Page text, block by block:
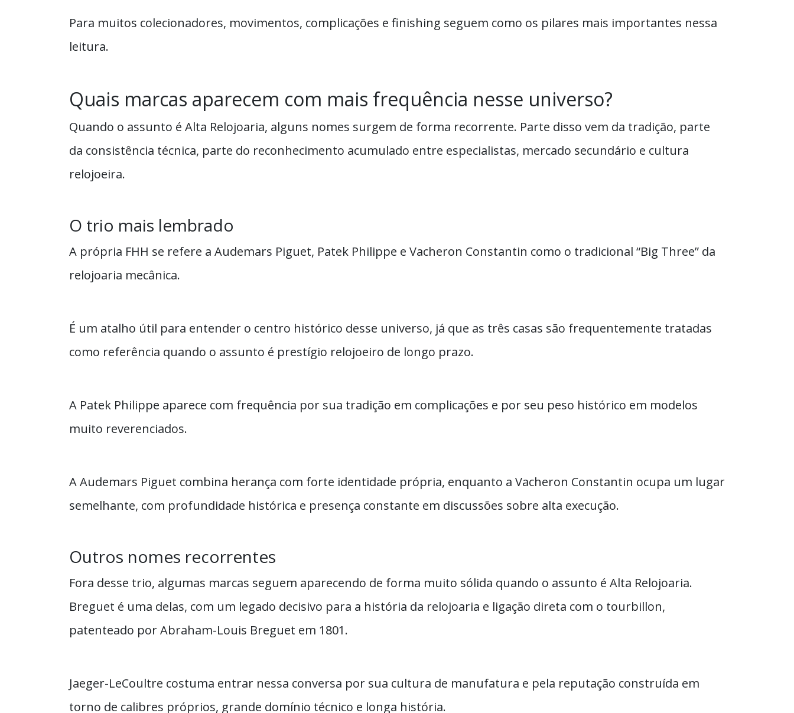
Para muitos colecionadores, movimentos, complicações e finishing seguem como os pilares mais importantes nessa
leitura.
Quais marcas aparecem com mais frequência nesse universo?
Quando o assunto é Alta Relojoaria, alguns nomes surgem de forma recorrente. Parte disso vem da tradição, parte
da consistência técnica, parte do reconhecimento acumulado entre especialistas, mercado secundário e cultura
relojoeira.
O trio mais lembrado
A própria FHH se refere a Audemars Piguet, Patek Philippe e Vacheron Constantin como o tradicional “Big Three” da
relojoaria mecânica.
É um atalho útil para entender o centro histórico desse universo, já que as três casas são frequentemente tratadas
como referência quando o assunto é prestígio relojoeiro de longo prazo.
A Patek Philippe aparece com frequência por sua tradição em complicações e por seu peso histórico em modelos
muito reverenciados.
A Audemars Piguet combina herança com forte identidade própria, enquanto a Vacheron Constantin ocupa um lugar
semelhante, com profundidade histórica e presença constante em discussões sobre alta execução.
Outros nomes recorrentes
Fora desse trio, algumas marcas seguem aparecendo de forma muito sólida quando o assunto é Alta Relojoaria.
Breguet é uma delas, com um legado decisivo para a história da relojoaria e ligação direta com o tourbillon,
patenteado por Abraham-Louis Breguet em 1801.
Jaeger-LeCoultre costuma entrar nessa conversa por sua cultura de manufatura e pela reputação construída em
torno de calibres próprios, grande domínio técnico e longa história.